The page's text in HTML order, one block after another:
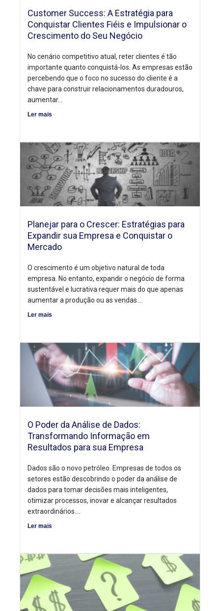
Customer Success: A Estratégia para
Conquistar Clientes Fiéis e Impulsionar o
Crescimento do Seu Negócio
No cenário competitivo atual, reter clientes é tão
importante quanto conquistá-los. As empresas estão
percebendo que o foco no sucesso do cliente é a
chave para construir relacionamentos duradouros,
aumentar...
Ler mais
Planejar para o Crescer: Estratégias para
Expandir sua Empresa e Conquistar o
Mercado
O crescimento é um objetivo natural de toda
empresa. No entanto, expandir o negócio de forma
sustentável e lucrativa requer mais do que apenas
aumentar a produção ou as vendas....
Ler mais
O Poder da Análise de Dados:
Transformando Informação em
Resultados para sua Empresa
Dados são o novo petróleo. Empresas de todos os
setores estão descobrindo o poder da análise de
dados para tomar decisões mais inteligentes,
otimizar processos, inovar e alcançar resultados
extraordinários....
Ler mais